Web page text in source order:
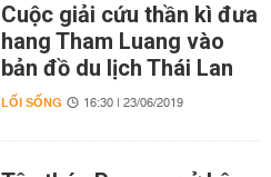
Cuộc giải cứu thần kì đưa
hang Tham Luang vào
bản đồ du lịch Thái Lan
LỐI SỐNG 16:30 | 23/06/2019